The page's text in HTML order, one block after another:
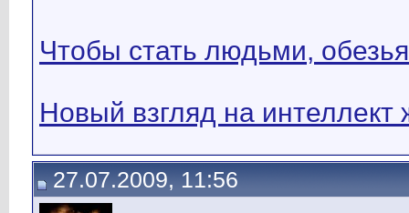
Чтобы стать людьми,
Новый взгляд на интеллект
27.07.2009, 11:56